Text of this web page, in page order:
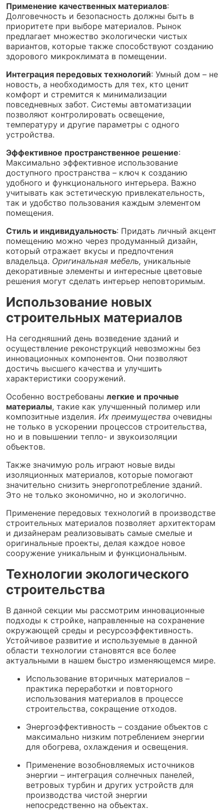
Применение качественных материалов:
Долговечность и безопасность должны быть в
приоритете при выборе материалов. Рынок
предлагает множество экологически чистых
вариантов, которые также способствуют созданию
здорового микроклимата в помещении.
Интеграция передовых технологий: Умный дом – не
новость, а необходимость для тех, кто ценит
комфорт и стремится к минимализации
повседневных забот. Системы автоматизации
позволяют контролировать освещение,
температуру и другие параметры с одного
устройства.
Эффективное пространственное решение:
Максимально эффективное использование
доступного пространства – ключ к созданию
удобного и функционального интерьера. Важно
учитывать как эстетическую привлекательность,
так и удобство пользования каждым элементом
помещения.
Стиль и индивидуальность: Придать личный акцент
помещению можно через продуманный дизайн,
который отражает вкусы и предпочтения
владельца. Оригинальная мебель, уникальные
декоративные элементы и интересные цветовые
решения могут сделать интерьер неповторимым.
Использование новых
строительных материалов
На сегодняшний день возведение зданий и
осуществление реконструкций невозможны без
инновационных компонентов. Они позволяют
достичь высшего качества и улучшить
характеристики сооружений.
Особенно востребованы легкие и прочные
материалы, такие как улучшенный полимер или
композитные изделия. Их преимущества очевидны
не только в ускорении процессов строительства,
но и в повышении тепло- и звукоизоляции
объектов.
Также значимую роль играют новые виды
изоляционных материалов, которые помогают
значительно снизить энергопотребление зданий.
Это не только экономично, но и экологично.
Применение передовых технологий в производстве
строительных материалов позволяет архитекторам
и дизайнерам реализовывать самые смелые и
оригинальные проекты, делая каждое новое
сооружение уникальным и функциональным.
Технологии экологического
строительства
В данной секции мы рассмотрим инновационные
подходы к стройке, направленные на сохранение
окружающей среды и ресурсоэффективность.
Устойчивое развитие и используемые в данной
области технологии становятся все более
актуальными в нашем быстро изменяющемся мире.
Использование вторичных материалов –
практика переработки и повторного
использования материалов в процессе
строительства, сокращение отходов.
Энергоэффективность – создание объектов с
максимально низким потреблением энергии
для обогрева, охлаждения и освещения.
Применение возобновляемых источников
энергии – интеграция солнечных панелей,
ветровых турбин и других устройств для
производства чистой энергии
непосредственно на объектах.